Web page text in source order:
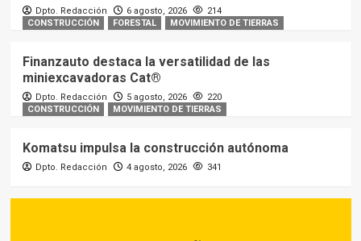
Dpto. Redacción 6 agosto, 2026
214
CONSTRUCCIÓN
FORESTAL MOVIMIENTO DE TIERRAS
Finanzauto destaca la versatilidad de las
miniexcavadoras Cat®
Dpto. Redacción 5 agosto, 2026
220
CONSTRUCCIÓN
MOVIMIENTO DE TIERRAS
Komatsu impulsa la construcción autónoma
Dpto. Redacción 4 agosto, 2026 341